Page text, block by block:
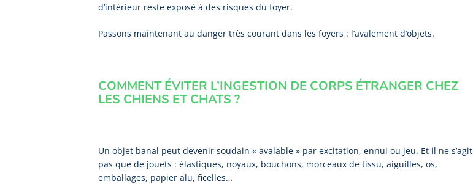
d’intérieur reste exposé à des risques du foyer.
Passons maintenant au danger très courant dans les foyers : l’avalement d’objets.
COMMENT ÉVITER L’INGESTION DE CORPS ÉTRANGER CHEZ
LES CHIENS ET CHATS ?
Un objet banal peut devenir soudain « avalable » par excitation, ennui ou jeu. Et il ne s’agit
pas que de jouets : élastiques, noyaux, bouchons, morceaux de tissu, aiguilles, os,
emballages, papier alu, ficelles…